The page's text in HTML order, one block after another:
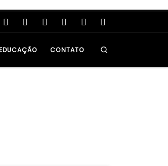
CONTATO